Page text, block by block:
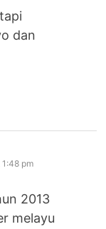
dan
pm
2013
melayu